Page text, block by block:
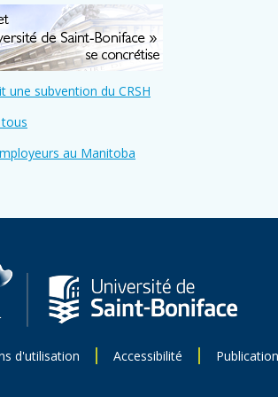
une subvention du CRSH
au Manitoba
d'utilisation Accessibilité